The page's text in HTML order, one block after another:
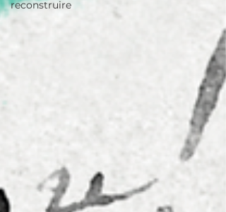
reconstruire